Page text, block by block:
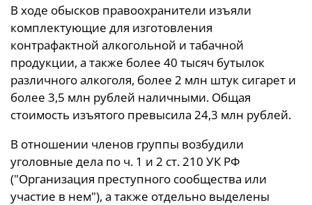
В ходе обысков правоохранители изъяли
комплектующие для изготовления
контрафактной алкогольной и табачной
продукции, а также более 40 тысяч бутылок
различного алкоголя, более 2 млн штук сигарет и
более 3,5 млн рублей наличными. Общая
стоимость изъятого превысила 24,3 млн рублей.
В отношении членов группы возбудили
уголовные дела по ч. 1 и 2 ст. 210 УК РФ
("Организация преступного сообщества или
участие в нем"), а также отдельно выделены